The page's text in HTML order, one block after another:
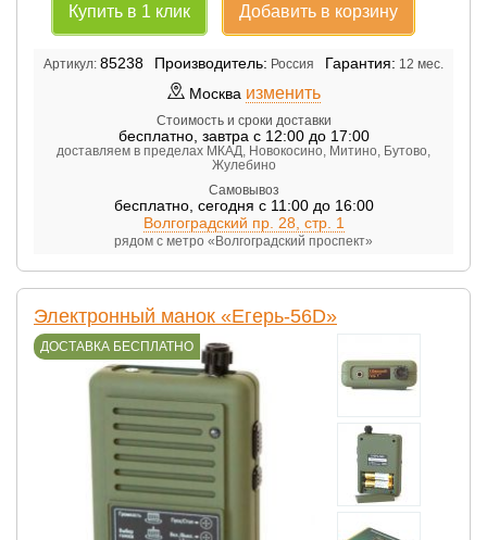
Купить в 1 клик Добавить в корзину
Артикул: 85238 Производитель: Россия Гарантия: 12 мес.
Москва изменить
Стоимость и сроки доставки
бесплатно, завтра с 12:00 до 17:00
доставляем в пределах МКАД, Новокосино, Митино, Бутово,
Жулебино
Самовывоз
бесплатно, сегодня с 11:00 до 16:00
Волгоградский пр. 28, стр. 1
рядом с метро «Волгоградский проспект»
Электронный манок «Егерь-56D»
ДОСТАВКА БЕСПЛАТНО